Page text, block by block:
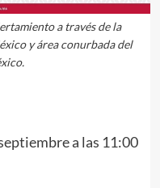
a través de la
y área conurbada del
a las 11:00